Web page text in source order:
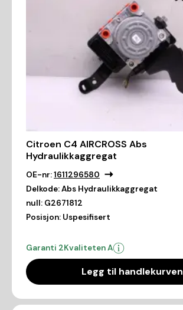
Citroen C4 AIRCROSS Abs
Hydraulikkaggregat
OE-nr:1611296580
Delkode:Abs Hydraulikkaggregat
null: G2671812
Posisjon: Uspesifisert
Garanti 2Kvaliteten A
Legg til handlekurven